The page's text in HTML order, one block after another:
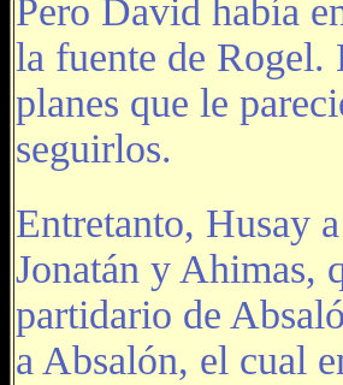
Pero David había
la fuente de Rogel.
planes que le
seguirlos.
Entretanto, Husay
Jonatán y Ahimas,
partidario de
a Absalón, el cual